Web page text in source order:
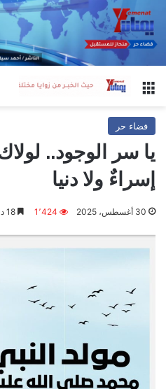
القائمة
فضاء حر
يا سر الوجود..
إسراءٌ ولا دنيا
30 أغسطس، 2025 1٬424